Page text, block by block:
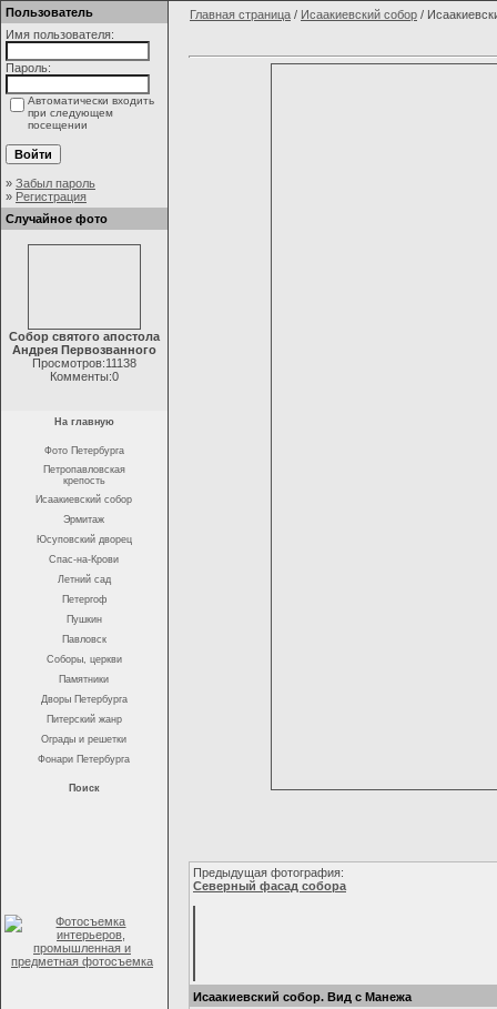
Пользователь
Имя пользователя:
Пароль:
Автоматически входить
при следующем
посещении
» Забыл пароль
» Регистрация
Случайное фото
Собор святого апостола
Андрея Первозванного
Просмотров:11138
Комменты:0
На главную
Фото Петербурга
Петропавловская
крепость
Исаакиевский собор
Эрмитаж
Юсуповский дворец
Спас-на-Крови
Летний сад
Петергоф
Пушкин
Павловск
Соборы, церкви
Памятники
Дворы Петербурга
Питерский жанр
Ограды и решетки
Фонари Петербурга
Поиск
Главная страница / Исаакиевский собор /
Предыдущая фотография:
Северный фасад собора
Исаакиевский собор. Вид с Манежа